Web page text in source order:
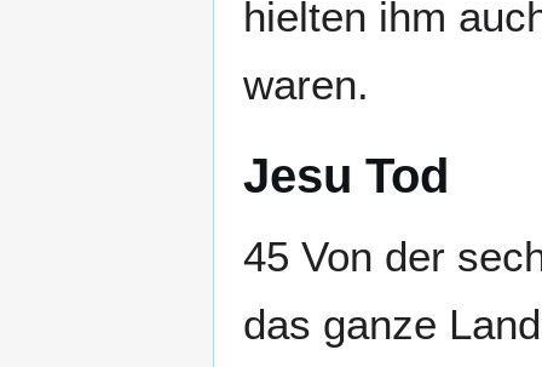
hielten ihm
waren.
Jesu Tod
45 Von der
das ganze